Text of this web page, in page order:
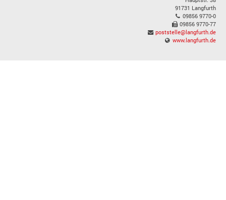
91731 Langfurth
09856 9770-0
09856 9770-77
poststelle@langfurth.de
www.langfurth.de